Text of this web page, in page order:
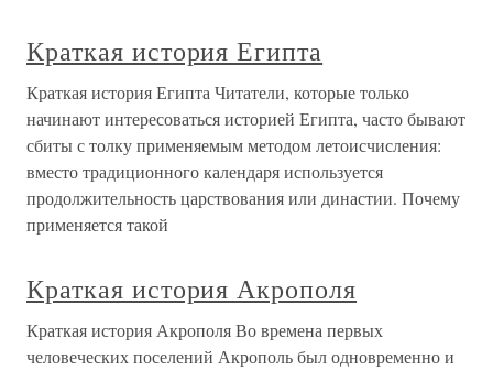
Краткая история Египта
Краткая история Египта Читатели, которые только
начинают интересоваться историей Египта, часто бывают
сбиты с толку применяемым методом летоисчисления:
вместо традиционного календаря используется
продолжительность царствования или династии. Почему
применяется такой
Краткая история Акрополя
Краткая история Акрополя Во времена первых
человеческих поселений Акрополь был одновременно и